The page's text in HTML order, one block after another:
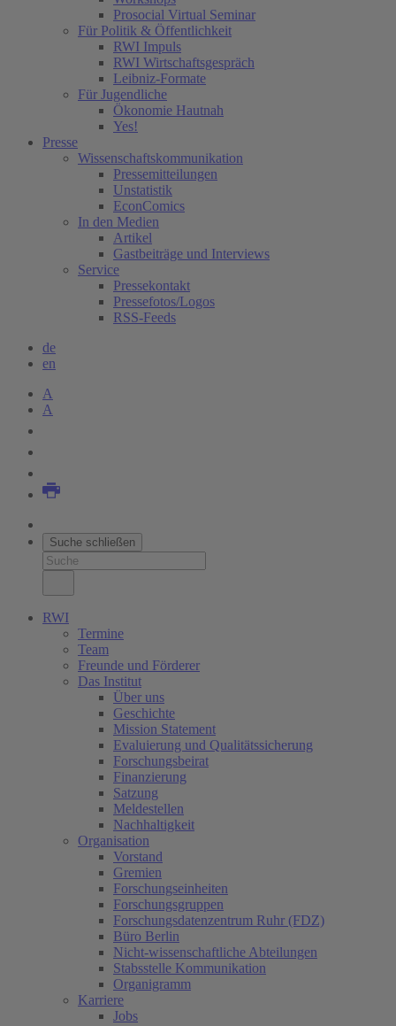
Prosocial Virtual Seminar
Für Politik & Öffentlichkeit
RWI Impuls
RWI Wirtschaftsgespräch
Leibniz-Formate
Für Jugendliche
Ökonomie Hautnah
Yes!
Presse
Wissenschaftskommunikation
Pressemitteilungen
Unstatistik
EconComics
In den Medien
Artikel
Gastbeiträge und Interviews
Service
Pressekontakt
Pressefotos/Logos
RSS-Feeds
de
en
A
A
Suche schließen
RWI
Termine
Team
Freunde und Förderer
Das Institut
Über uns
Geschichte
Mission Statement
Evaluierung und Qualitätssicherung
Forschungsbeirat
Finanzierung
Satzung
Meldestellen
Nachhaltigkeit
Organisation
Vorstand
Gremien
Forschungseinheiten
Forschungsgruppen
Forschungsdatenzentrum Ruhr (FDZ)
Büro Berlin
Nicht-wissenschaftliche Abteilungen
Stabsstelle Kommunikation
Organigramm
Karriere
Jobs